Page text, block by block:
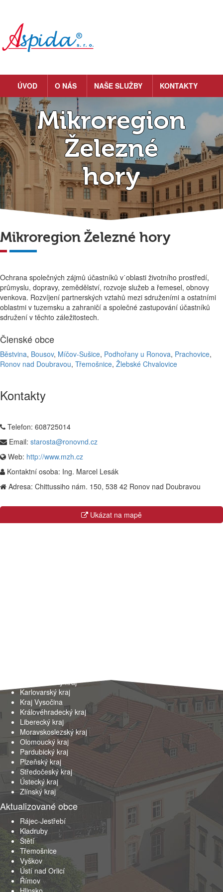
ÚVOD O NÁS NAŠE SLUŽBY KONTAKTY
Mikroregion
Železné
hory
Mikroregion Železné hory
Ochrana společných zájmů účastníků v˙oblasti životního prostředí,
průmyslu, dopravy, zemědělství, rozvoje služeb a řemesel, obnovy
venkova. Rozvíjení partnerských vztahů mezi sdruženími a ostatními
oblastmi v tuzemsku a zahraničí a společné zastupování účastníků
sdružení v těchto záležitostech.
Členské obce
Běstvina, Bousov, Míčov-Sušice, Podhořany u Ronova, Prachovice,
Ronov nad Doubravou, Třemošnice, Žlebské Chvalovice
Kontakty
Telefon: 608725014
Email: starosta@ronovnd.cz
Web: http://www.mzh.cz
Kontaktní osoba: Ing. Marcel Lesák
Adresa: Chittussiho nám. 150, 538 42 Ronov nad Doubravou
Ukázat na mapě
Jihomoravský kraj
Karlovarský kraj
Kraj Vysočina
Královéhradecký kraj
Liberecký kraj
Moravskoslezský kraj
Olomoucký kraj
Pardubický kraj
Plzeňský kraj
Středočeský kraj
Ústecký kraj
Zlínský kraj
Aktualizované obce
Rájec-Jestřebí
Kladruby
Štětí
Třemošnice
Vyškov
Ústí nad Orlicí
Římov